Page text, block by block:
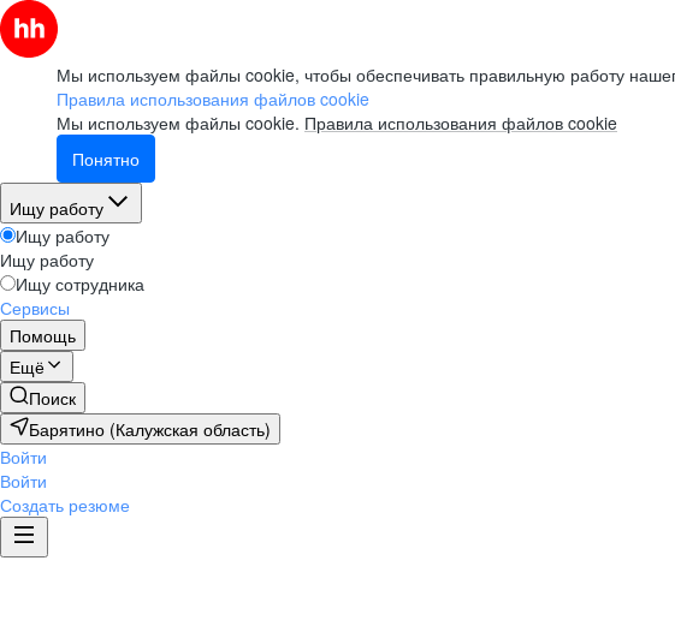
Мы используем файлы cookie, чтобы обеспечивать правильную работу
Правила использования файлов cookie
Мы используем файлы cookie. Правила использования файлов cookie
Понятно
Ищу работу
Ищу работу
Ищу работу
Ищу сотрудника
Сервисы
Помощь
Ещё
Поиск
Барятино (Калужская область)
Войти
Войти
Создать резюме